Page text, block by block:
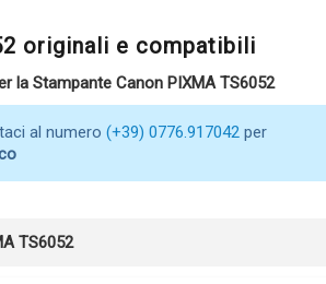
originali e compatibili
la Stampante Canon PIXMA TS6052
al numero (+39) 0776.917042per
TS6052